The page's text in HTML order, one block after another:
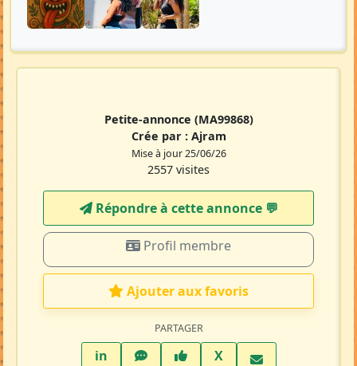
Petite-annonce (MA99868)
Crée par : Ajram
Mise à jour 25/06/26
2557 visites
Répondre à cette annonce 💬​
Profil membre
Ajouter aux favoris
PARTAGER
inLinkedInWhatsAppFacebook
XTwitter X